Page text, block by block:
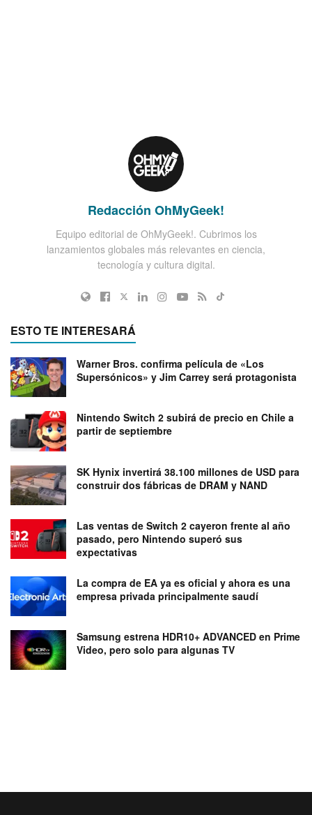
Redacción OhMyGeek!
Equipo editorial de OhMyGeek!. Cubrimos los
lanzamientos globales más relevantes en ciencia,
tecnología y cultura digital.
ESTO TE INTERESARÁ
Warner Bros. confirma película de «Los
Supersónicos» y Jim Carrey será protagonista
Nintendo Switch 2 subirá de precio en Chile a
partir de septiembre
SK Hynix invertirá 38.100 millones de USD para
construir dos fábricas de DRAM y NAND
Las ventas de Switch 2 cayeron frente al año
pasado, pero Nintendo superó sus
expectativas
La compra de EA ya es oficial y ahora es una
empresa privada principalmente saudí
Samsung estrena HDR10+ ADVANCED en Prime
Video, pero solo para algunas TV